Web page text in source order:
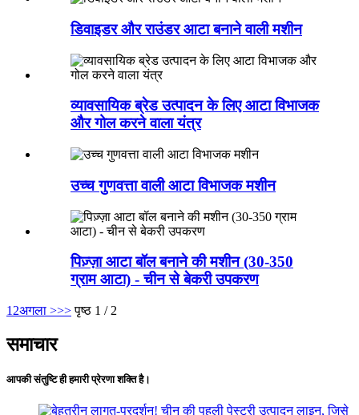
डिवाइडर और राउंडर आटा बनाने वाली मशीन
व्यावसायिक ब्रेड उत्पादन के लिए आटा विभाजक
और गोल करने वाला यंत्र
उच्च गुणवत्ता वाली आटा विभाजक मशीन
पिज़्ज़ा आटा बॉल बनाने की मशीन (30-350
ग्राम आटा) - चीन से बेकरी उपकरण
1 2अगला >>> पृष्ठ 1 / 2
समाचार
आपकी संतुष्टि ही हमारी प्रेरणा शक्ति है।